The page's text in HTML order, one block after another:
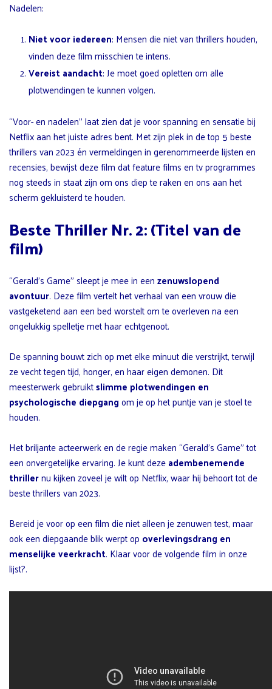
Nadelen:
Niet voor iedereen: Mensen die niet van thrillers houden,
vinden deze film misschien te intens.
Vereist aandacht: Je moet goed opletten om alle
plotwendingen te kunnen volgen.
“Voor- en nadelen” laat zien dat je voor spanning en sensatie bij
Netflix aan het juiste adres bent. Met zijn plek in de top 5 beste
thrillers van 2023 én vermeldingen in gerenommeerde lijsten en
recensies, bewijst deze film dat feature films en tv programmes
nog steeds in staat zijn om ons diep te raken en ons aan het
scherm gekluisterd te houden.
Beste Thriller Nr. 2: (Titel van de
film)
“Gerald’s Game” sleept je mee in eenzenuwslopend
avontuur. Deze film vertelt het verhaal van een vrouw die
vastgeketend aan een bed worstelt om te overleven na een
ongelukkig spelletje met haar echtgenoot.
De spanning bouwt zich op met elke minuut die verstrijkt, terwijl
ze vecht tegen tijd, honger, en haar eigen demonen. Dit
meesterwerk gebruiktslimme plotwendingen en
psychologische diepgangom je op het puntje van je stoel te
houden.
Het briljante acteerwerk en de regie maken “Gerald’s Game” tot
een onvergetelijke ervaring. Je kunt dezeadembenemende
thrillernu kijken zoveel je wilt op Netflix, waar hij behoort tot de
beste thrillers van 2023.
Bereid je voor op een film die niet alleen je zenuwen test, maar
ook een diepgaande blik werpt op overlevingsdrang en
menselijke veerkracht. Klaar voor de volgende film in onze
lijst?.